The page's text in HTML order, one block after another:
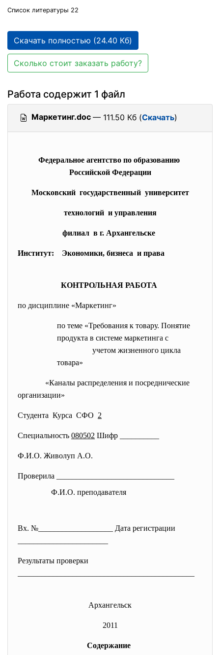
Список литературы 22
Скачать полностью (24.40 Кб)
Сколько стоит заказать работу?
Работа содержит 1 файл
Маркетинг.doc — 111.50 Кб (Скачать)
Федеральное агентство по образованию
Российской Федерации
Московский государственный университет
технологий и управления
филиал в г. Архангельске
Институт: Экономики, бизнеса и права
КОНТРОЛЬНАЯ РАБОТА
по дисциплине «Маркетинг»
по теме «Требования к товару. Понятие
продукта в системе маркетинга с
учетом жизненного цикла
товара»
«Каналы распределения и посреднические
организации»
Студента Курса СФО 2
Специальность 080502 Шифр __________
Ф.И.О. Живолуп А.О.
Проверила ______________________________
Ф.И.О. преподавателя
Вх. №___________________ Дата регистрации
Результаты проверки
Архангельск
2011
Содержание